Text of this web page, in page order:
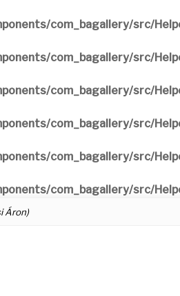
com_bagallery/src/
com_bagallery/src/
com_bagallery/src/
com_bagallery/src/
com_bagallery/src/
com_bagallery/src/
Áron)